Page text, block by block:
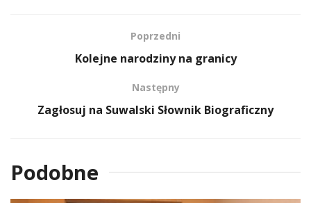
Poprzedni
Kolejne narodziny na granicy
Następny
Zagłosuj na Suwalski Słownik Biograficzny
Podobne